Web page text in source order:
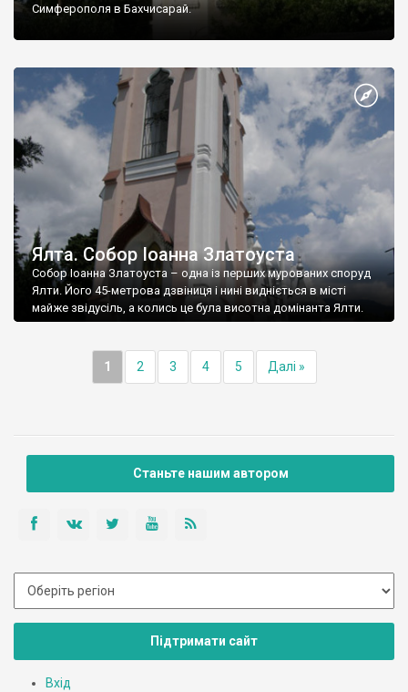
Симферополя в Бахчисарай.
Ялта. Собор Іоанна Златоуста
Собор Іоанна Златоуста – одна із перших мурованих споруд
Ялти. Його 45-метрова дзвіниця і нині видніється в місті
майже звідусіль, а колись це була висотна домінанта Ялти.
1 2 3 4 5 Далі »
Станьте нашим автором
Підтримати сайт
Вхід